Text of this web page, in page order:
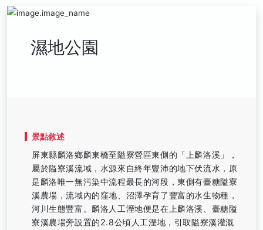
濕地公園
景點敘述
屏東縣麟洛鄉麟東橋至隘寮營區東側的「上麟洛溪」，
屬於隘寮溪流域，水源來自終年豐沛的地下伏流水，原
是麟洛唯一無污染中流程最長的河段，東側有臺糖隘寮
溪農場，流域內的窪地、沼澤孕育了豐富的水生物種，
河川生態豐富。麟洛人工溼地便是在上麟洛溪、臺糖隘
寮溪農場旁設置的2.8公頃人工溼地，引取隘寮溪灌溉